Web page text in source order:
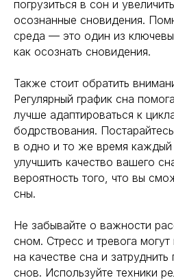
погрузиться в сон и
осознанные сновидения.
среда — это один из
как осознать сновидения.
Также стоит обратить
Регулярный график сна
лучше адаптироваться к
бодрствования.
в одно и то же время
улучшить качество вашего
вероятность того, что вы
сны.
Не забывайте о важности
сном. Стресс и тревога могут
на качестве сна и
снов. Используйте техники